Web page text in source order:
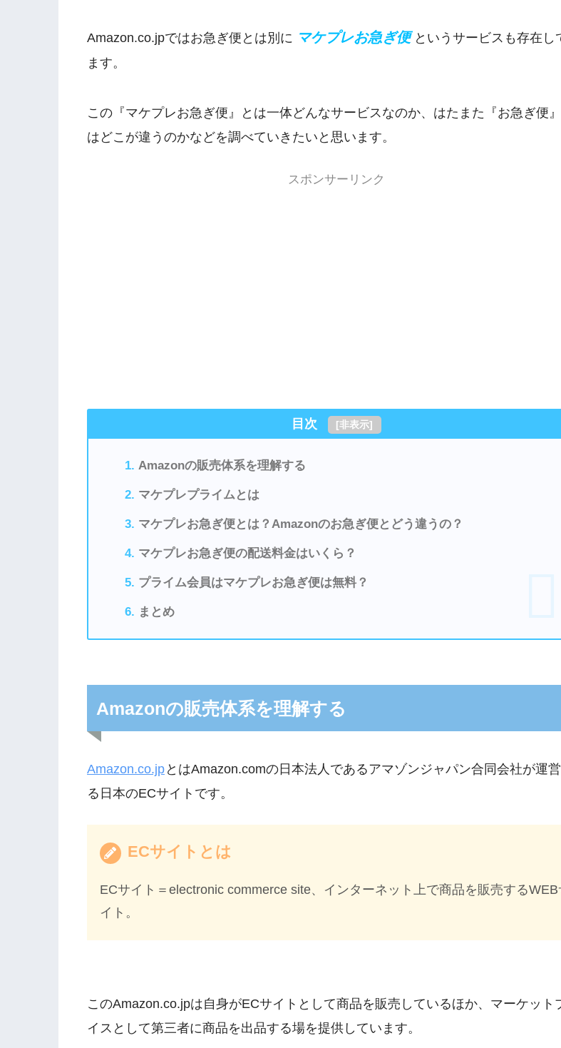
Amazon.co.jpではお急ぎ便とは別に マケプレお急ぎ便というサービスも存在し
ます。
この『マケプレお急ぎ便』とは一体どんなサービスなのか、はたまた『お急ぎ便
はどこが違うのかなどを調べていきたいと思います。
スポンサーリンク
目次 [非表示]
Amazonの販売体系を理解する
マケプレプライムとは
マケプレお急ぎ便とは？Amazonのお急ぎ便とどう違うの？
マケプレお急ぎ便の配送料金はいくら？
プライム会員はマケプレお急ぎ便は無料？
まとめ
Amazonの販売体系を理解する
Amazon.co.jp とはAmazon.comの日本法人であるアマゾンジャパン合同会社が運
る日本のECサイトです。
ECサイトとは
ECサイト＝electronic commerce site、インターネット上で商品を販売するWEB
イト。
このAmazon.co.jpは自身がECサイトとして商品を販売しているほか、マーケット
イスとして第三者に商品を出品する場を提供しています。